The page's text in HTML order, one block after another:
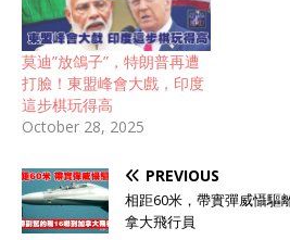
莫迪”放鴿子”，特朗普再遭
打臉！東盟峰會大戲，印度
這步棋玩得高
October 28, 2025
PREVIOUS
相距60米，帶實彈威懾驅
拿大飛行員